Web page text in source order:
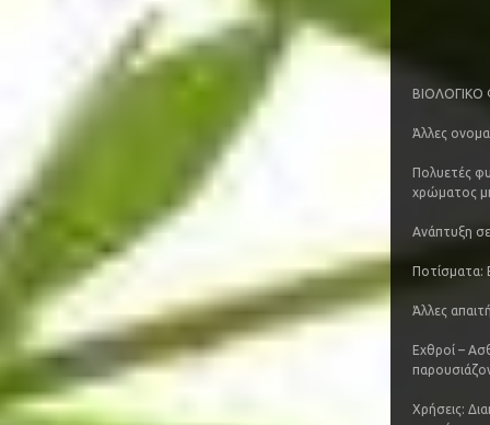
Άλλες
Πολυετές
χρώματος
Ανάπτυξη
Ποτίσματα:
Άλλες
Εχθροί –
Χρήσεις: